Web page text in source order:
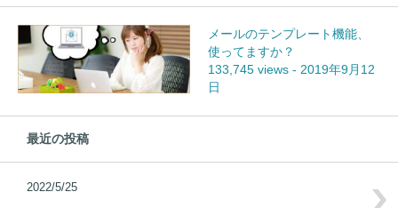
メールのテンプレート機能、
使ってますか？
133,745 views - 2019年9月12
日
最近の投稿
2022/5/25